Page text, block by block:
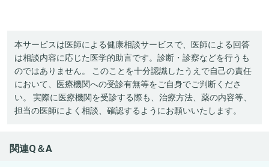
本サービスは医師による健康相談サービスで、医師による回答
は相談内容に応じた医学的助言です。診断・診察などを行うも
のではありません。 このことを十分認識したうえで自己の責任
において、医療機関への受診有無等をご自身でご判断くださ
い。 実際に医療機関を受診する際も、治療方法、薬の内容等、
担当の医師によく相談、確認するようにお願いいたします。
関連Q＆A